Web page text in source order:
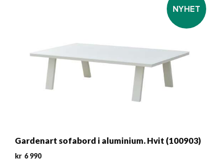
NYHET
Gardenart sofabord i aluminium. Hvit (100903)
kr 6 990